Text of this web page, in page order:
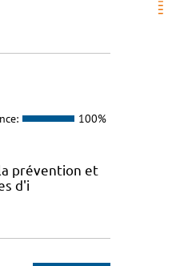
100%
prévention et
d'i